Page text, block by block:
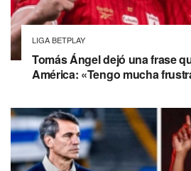
LIGA BETPLAY
Tomás Ángel dejó una frase
América: «Tengo mucha